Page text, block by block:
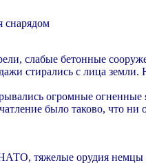
снарядом
слабые бетонные
стирались с лица
огромные
было таково, что
тяжелые орудия немцы